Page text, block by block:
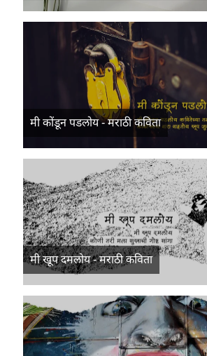
मी कोंडून पडलोय - मराठी कविता
मी खूप दमलोय - मराठी कविता